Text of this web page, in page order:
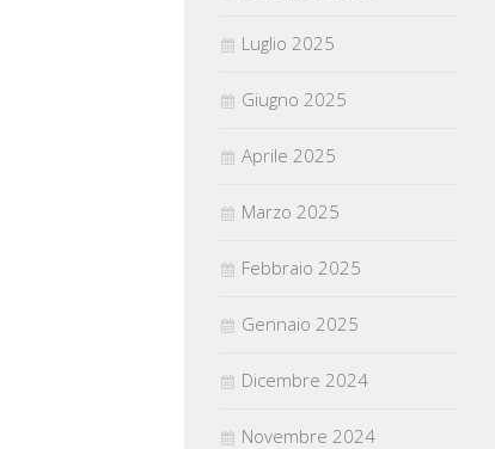
Luglio 2025
Giugno 2025
Aprile 2025
Marzo 2025
Febbraio 2025
Gennaio 2025
Dicembre 2024
Novembre 2024